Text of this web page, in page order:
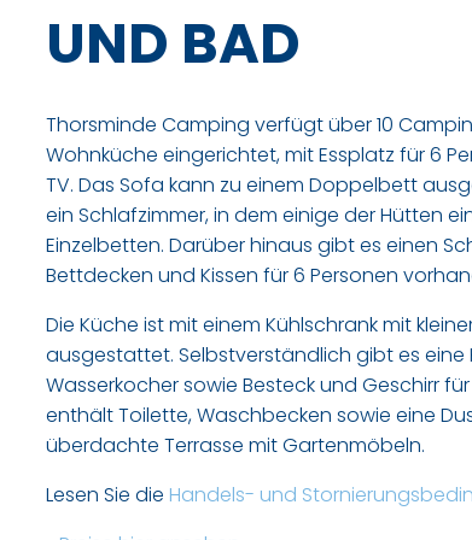
UND BAD
Thorsminde Camping verfügt über 10
Wohnküche eingerichtet, mit Essplatz für 6
TV. Das Sofa kann zu einem Doppelbett
ein Schlafzimmer, in dem einige der Hütten
Einzelbetten. Darüber hinaus gibt es einen
Bettdecken und Kissen für 6 Personen
Die Küche ist mit einem Kühlschrank mit
ausgestattet. Selbstverständlich gibt es eine
Wasserkocher sowie Besteck und Geschirr
enthält Toilette, Waschbecken sowie eine
überdachte Terrasse mit Gartenmöbeln.
Lesen Sie die Handels- und